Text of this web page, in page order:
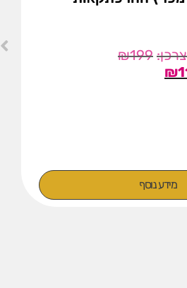
₪199
₪
מידע נוסף